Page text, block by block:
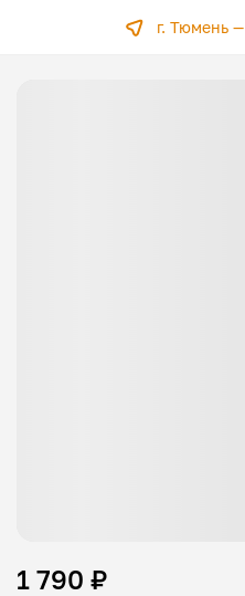
г. Тюмень —
1 790 ₽